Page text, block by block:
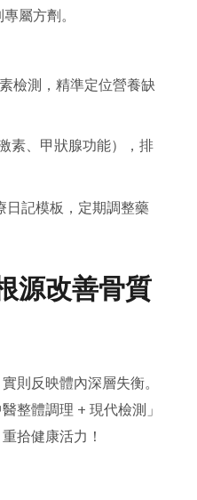
屬方劑。
檢測，精準定位營養缺
素、甲狀腺功能），排
日記模板，定期調整藥
源改善骨質
則反映體內深層失衡。
整體調理 + 現代檢測」
拾健康活力！